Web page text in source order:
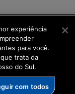
experiência
para você.
trata da
do Sul.
com todos